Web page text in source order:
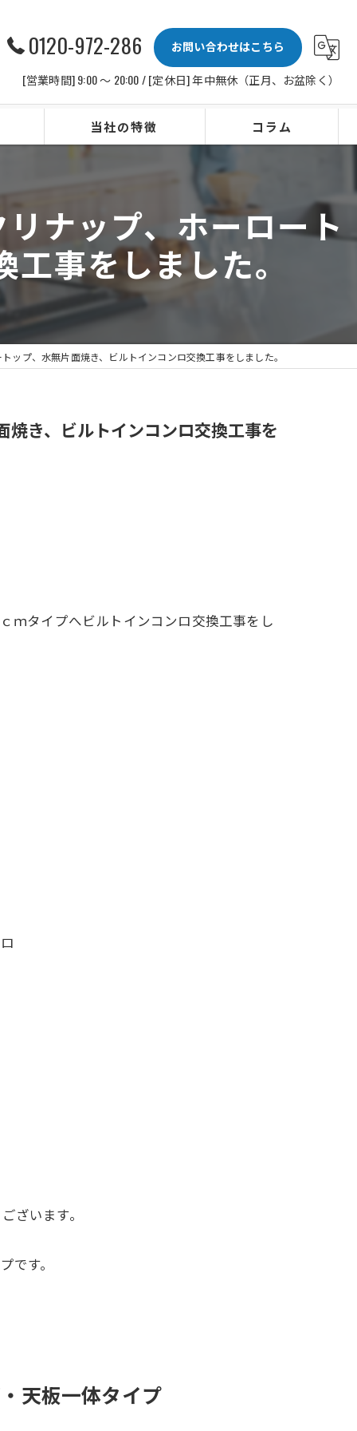
0120-972-286
お問い合わせはこちら
[営業時間] 9:00 〜 20:00 / [定休日] 年中無休（正月、お盆除く）
当社の特徴
レンジフード
水栓
IHクッキングヒーター
ビルトイン食洗機
浴室換気扇
コラム
リナップ、ホーロート
事をしました。
ップ、水無片面焼き、ビルトインコンロ交換工事をしました。
焼き、ビルトインコンロ交換工事を
ｍタイプへビルトインコンロ交換工事をし
ざいます。
です。
天板一体タイプ